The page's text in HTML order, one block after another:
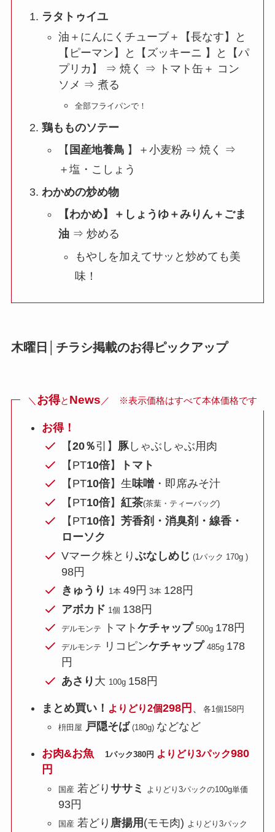
ラタトゥイユ
油＋にんにくチューブ＋【長なす】と
【ピーマン】と【ズッキーニ 】と【パ
プリカ】 ⇒ 焼く ⇒ トマト缶＋ コン
ソメ ⇒ 煮る
全部フライパンで！
鶏もものソテー
【 国産地養鳥 】＋小麦粉 ⇒ 焼く ⇒
＋塩・こしょう
わかめの炒め物
【わかめ】＋しょうゆ＋みりん＋ごま
油 ⇒ 炒める
もやしを加えてサッと炒めても美
味！
木曜日│チラシ掲載のお得ピックアップ
＼ お得と News ／ ※表示価格はすべて本体価格です
お得！
【20％引】 豚しゃぶしゃぶ用肉
【PT10倍】
トマト
【PT10倍】生味噌・即席みそ汁
【PT10倍】 紅茶(茶葉・ティーバッグ)
【PT10倍】 芳香剤・消臭剤・線香・
ローソク
Vマーク株とり ぶなしめじ (1パック 170g )
98円
きゅうり 1本 49円 3本 128円
アボカド 1個 138円
デルモンテ トマト ケチャップ 500g 178円
デルモンテ リコピンケチャップ 485g 178
円
あさり 大 100g 158円
まとめ買い！ よりどり2個298円 、各1個158円
枡田屋 戸隠そば (180g) などなど
お肉&お魚 1パック380円 よりどり3パック980
円
国産 若どりササミ よりどり3パックの100g単価
93円
国産 若どり 唐揚用 (モモ肉) よりどり3パック